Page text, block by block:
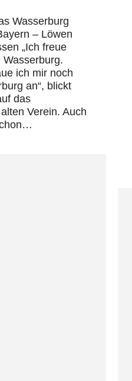
Wasserburg
– Löwen
„Ich freue
ich mir noch
an“, blickt
das
Verein. Auch